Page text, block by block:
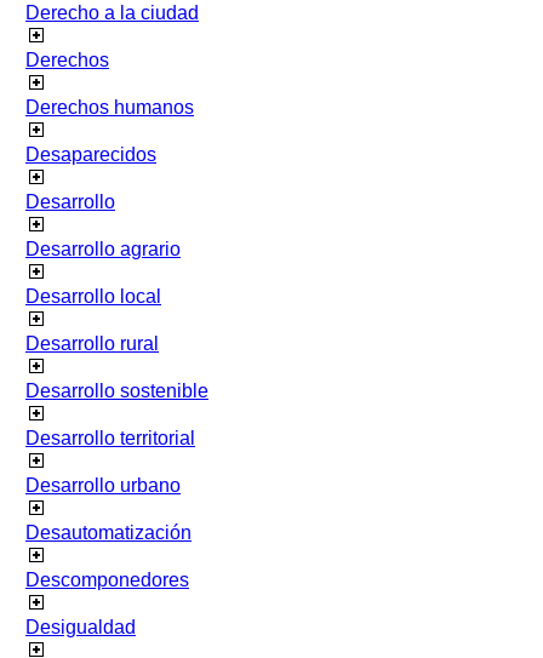
Derecho a la ciudad
Derechos
Derechos humanos
Desaparecidos
Desarrollo
Desarrollo agrario
Desarrollo local
Desarrollo rural
Desarrollo sostenible
Desarrollo territorial
Desarrollo urbano
Desautomatización
Descomponedores
Desigualdad